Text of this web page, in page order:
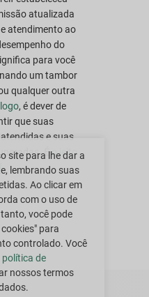
atualizada
atendimento ao
do
para você
um tambor
qualquer outra
, é dever de
que suas
e suas
Éo jeito
site para lhe dar a
lembrando suas
Ao clicar em
com o uso de
você pode
para
controlado. Você
política de
nossos termos